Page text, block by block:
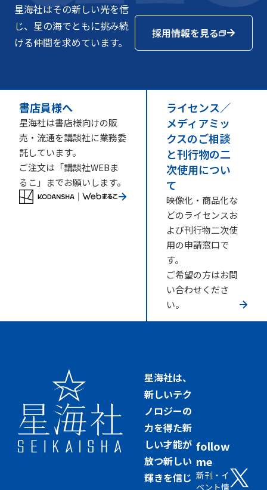
星海社はその新しい光を信
じ、星の海でともに挑み続
ける仲間を求めています。
採用情報を見る
書店員様へ
星海社は書店様向けの販
売・流通を講談社に業務委
託しています。
ご注文は「講談社WEBま
るこ」までお願いします。
ライセンス／
メディアミッ
クスのご相談
と刊行物の二
次使用につい
て
映像化・商品化な
どのライセンスお
よび刊行物二次使
用の申請窓口で
す。
ご希望の方はお問
い合わせくださ
い。
星海社は、
新しいテク
ノロジーの
力を得た新
しい才能が
放つ新しい
輝きを信じ
follow
me
新刊・イ
ベント情